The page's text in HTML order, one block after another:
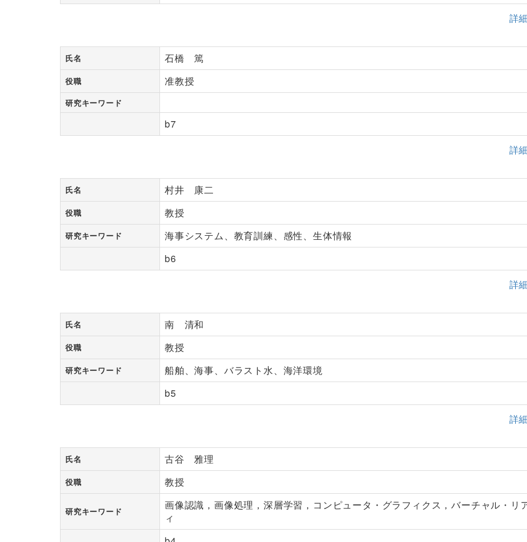
詳
氏名 石橋 篤
役職 准教授
研究キーワード
b7
詳
氏名 村井 康二
役職 教授
研究キーワード
海事システム、教育訓練、感性、生体情報
b6
詳
氏名 南 清和
役職 教授
研究キーワード
船舶、海事、バラスト水、海洋環境
b5
詳
氏名 古谷 雅理
役職 教授
研究キーワード
画像認識，画像処理，深層学習，コンピュータ・グラフィクス，バーチャル・リ
ィ